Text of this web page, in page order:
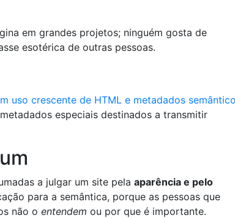
em grandes projetos; ninguém gosta de
esotérica de outras pessoas.
uso crescente de HTML e metadados
especiais destinados a transmitir
a julgar um site pela aparência e pelo
para a semântica, porque as pessoas que
não o entendem ou por que é importante.